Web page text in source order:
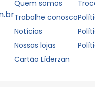
Quem somos
Trabalhe conosco
Notícias
Nossas lojas
Cartão Líderzan